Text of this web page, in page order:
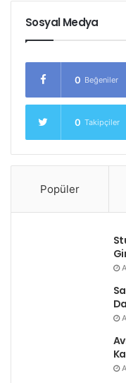
Sendikalar ayrıca,
tesisleri bulunan
üzerine gündeme
Tasarının
bekleniyor.
Etiketler budapeşte
Sosyal Medya
0 Beğeniler
0 Takipçiler
Popüler